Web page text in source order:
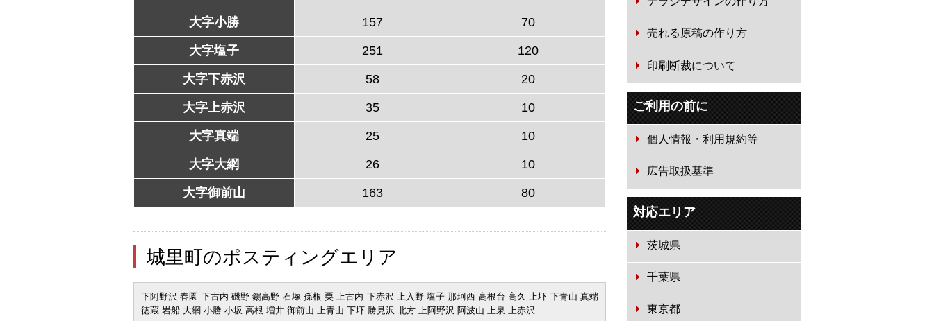
大字小勝 157 70
大字塩子 251 120
大字下赤沢 58 20
大字上赤沢 35 10
大字真端 25 10
大字大網 26 10
大字御前山 163 80
城里町のポスティングエリア
下阿野沢 春園 下古内 磯野 錫高野 石塚 孫根 粟 上古内 下赤沢 上入野 塩子 那珂西 高根台 高久 上圷 下青山 真端
徳蔵 岩船 大網 小勝 小坂 高根 増井 御前山 上青山 下圷 勝見沢 北方 上阿野沢 阿波山 上泉 上赤沢
売れる原稿の作り方
印刷断裁について
ご利用の前に
個人情報・利用規約等
広告取扱基準
対応エリア
茨城県
千葉県
東京都